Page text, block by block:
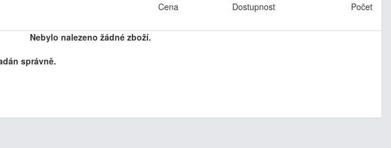
Cena Dostupnost
Počet
Nebylo nalezeno žádné zboží.
správně.